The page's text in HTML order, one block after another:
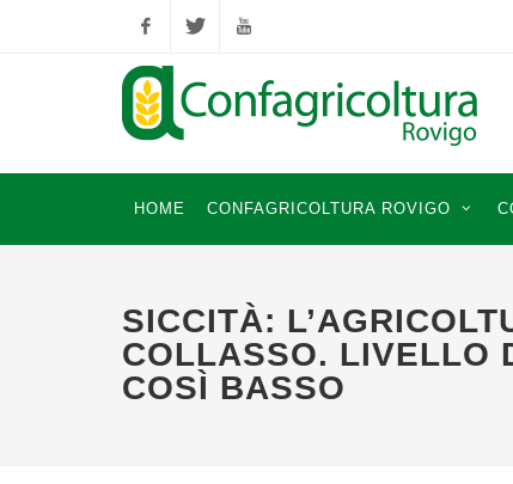
FacebookTwitter YouTube
HOME CONFAGRICOLTURA ROVIGO
SICCITÀ:
COLLASSO. LIVELLO
COSÌ BASSO